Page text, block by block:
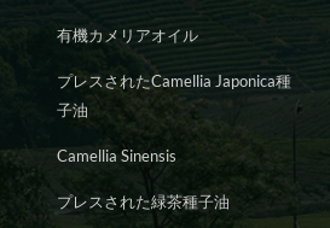
有機カメリアオイル
プレスされたCamellia Japonica種
子油
Camellia Sinensis
プレスされた緑茶種子油